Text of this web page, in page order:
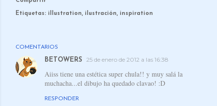
Etiquetas: illustration ilustración inspiration
COMENTARIOS
BETOWERS 25 de enero de 2012 a las 16:38
Aiiss tiene una estética super chula!! y muy salá la
muchacha...el dibujo ha quedado clavao! :D
RESPONDER